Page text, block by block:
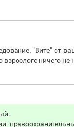
"Вите" от
ничего не